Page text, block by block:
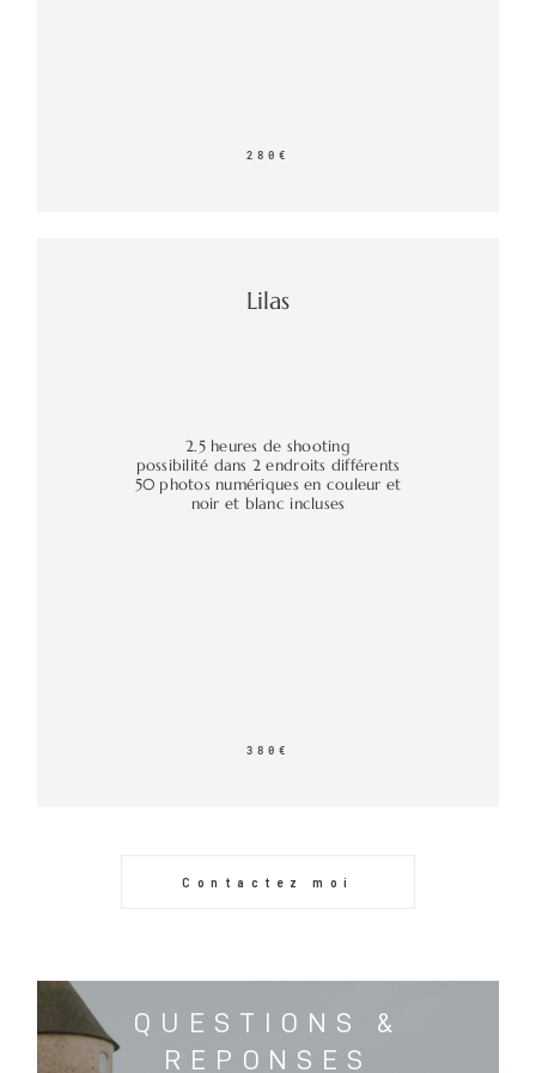
280€
Lilas
2.5 heures de shooting
possibilité dans 2 endroits différents
50 photos numériques en couleur et
noir et blanc incluses
380€
Contactez moi
QUESTIONS &
REPONSES